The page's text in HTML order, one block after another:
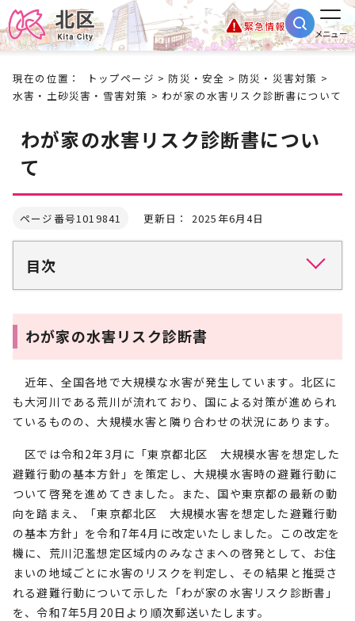
緊急情報
メニュー
現在の位置： トップページ > 防災・安全 > 防災・災害対策 >
水害・土砂災害・雪害対策 > わが家の水害リスク診断書について
わが家の水害リスク診断書につい
て
ページ番号1019841 更新日： 2025年6月4日
目次
わが家の水害リスク診断書
近年、全国各地で大規模な水害が発生しています。北区に
も大河川である荒川が流れており、国による対策が進められ
ているものの、大規模水害と隣り合わせの状況にあります。
区では令和2年3月に「東京都北区 大規模水害を想定した
避難行動の基本方針」を策定し、大規模水害時の避難行動に
ついて啓発を進めてきました。また、国や東京都の最新の動
向を踏まえ、「東京都北区 大規模水害を想定した避難行動
の基本方針」を令和7年4月に改定いたしました。この改定を
機に、荒川氾濫想定区域内のみなさまへの啓発として、お住
まいの地域ごとに水害のリスクを判定し、その結果と推奨さ
れる避難行動について示した「わが家の水害リスク診断書」
を、令和7年5月20日より順次郵送いたします。